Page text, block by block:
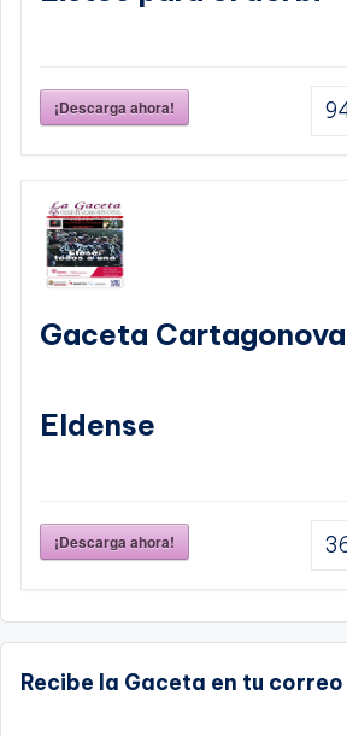
¡Descarga ahora!
Gaceta
Eldense
¡Descarga ahora!
Recibe la Gaceta en tu correo